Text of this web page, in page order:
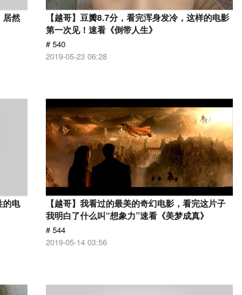
居然
【越哥】豆瓣8.7分，看完浑身发冷，这样的电影
第一次见！速看《倒带人生》
# 540
2019-05-23 06:28
的电
【越哥】我看过的最美的奇幻电影，看完这片子
我明白了什么叫“想象力”速看《美梦成真》
# 544
2019-05-14 03:56